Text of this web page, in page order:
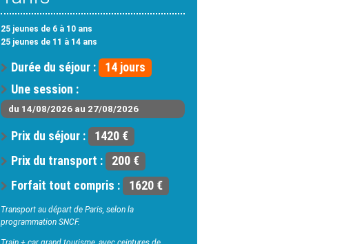
25 jeunes de 6 à 10 ans
25 jeunes de 11 à 14 ans
Durée du séjour :
14 jours
Une session :
du 14/08/2026 au 27/08/2026
Prix du séjour :
1420 €
Prix du transport :
200 €
Forfait tout compris :
1620 €
Transport au départ de Paris, selon la
programmation SNCF.